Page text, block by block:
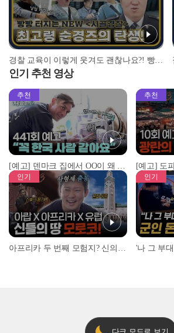
경찰 교육이 이렇게 웃겨도 괜찮나요?! 빵빵 터지는 NEW✨ ＜시골경찰리턴즈＞ l #시골경찰신속배달 l #시골경찰리턴즈 l #MBCevery1 l EP.01
인기 추천 영상
추천
[예고] 덴마크 집에서 OO이 왜 나와...? 이상할 정도로 한국을 사랑하는 우리 형을 제보합니다!
추천
인기 인기